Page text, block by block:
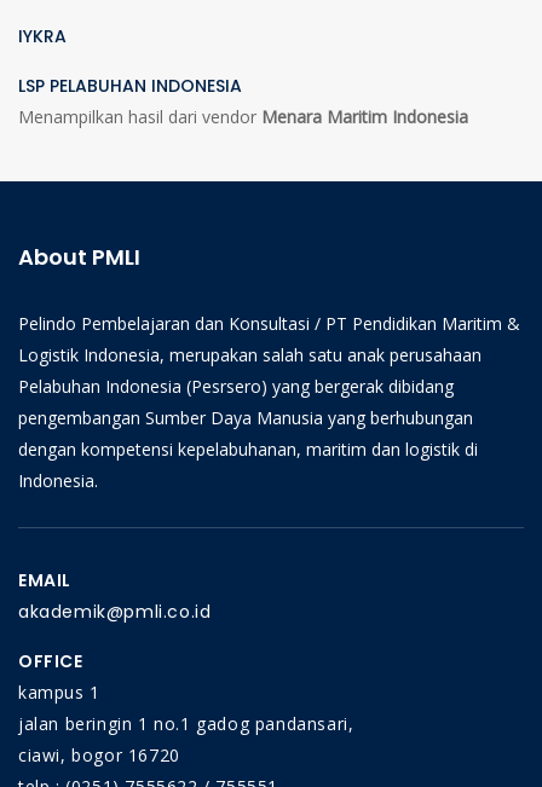
IYKRA
LSP PELABUHAN INDONESIA
Menampilkan hasil dari vendor Menara Maritim Indonesia
About PMLI
Pelindo Pembelajaran dan Konsultasi / PT Pendidikan Maritim &
Logistik Indonesia, merupakan salah satu anak perusahaan
Pelabuhan Indonesia (Pesrsero) yang bergerak dibidang
pengembangan Sumber Daya Manusia yang berhubungan
dengan kompetensi kepelabuhanan, maritim dan logistik di
Indonesia.
EMAIL
akademik@pmli.co.id
OFFICE
kampus 1
jalan beringin 1 no.1 gadog pandansari,
ciawi, bogor 16720